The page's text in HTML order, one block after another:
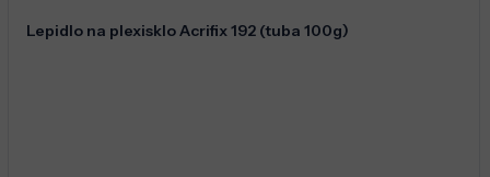
Lepidlo na plexisklo Acrifix 192 (tuba 100g)